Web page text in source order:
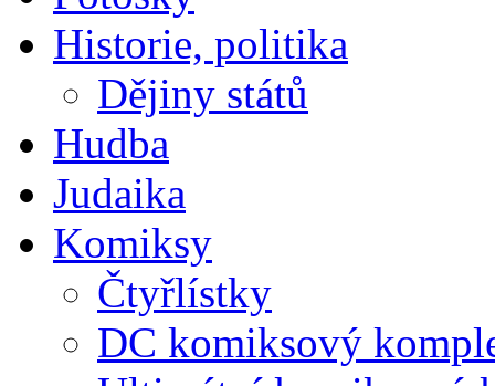
Historie, politika
Dějiny států
Hudba
Judaika
Komiksy
Čtyřlístky
DC komiksový